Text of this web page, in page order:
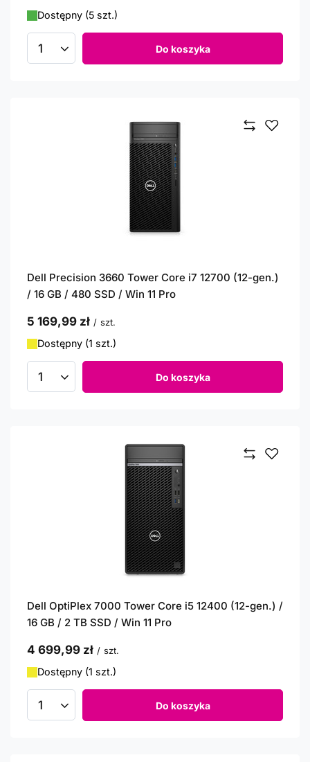
Dostępny (5 szt.)
Ilość produktów Do koszyka
Dell Precision 3660 Tower Core i7 12700 (12-gen.)
/ 16 GB / 480 SSD / Win 11 Pro
5 169,99 zł / szt.
Dostępny (1 szt.)
Ilość produktów Do koszyka
Dell OptiPlex 7000 Tower Core i5 12400 (12-gen.) /
16 GB / 2 TB SSD / Win 11 Pro
4 699,99 zł / szt.
Dostępny (1 szt.)
Ilość produktów Do koszyka